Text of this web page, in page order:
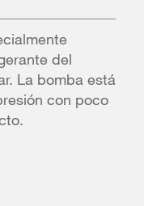
del
La bomba está
con poco